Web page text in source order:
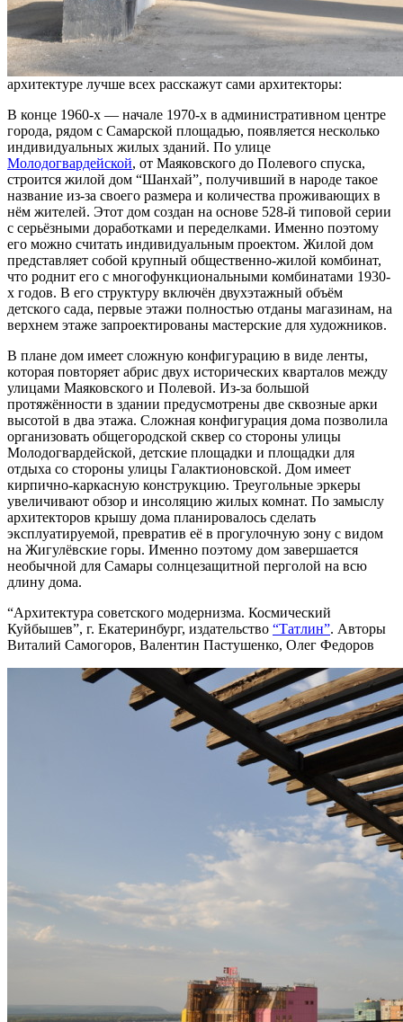
архитектуре лучше всех расскажут сами архитекторы:
В конце 1960-х — начале 1970-х в административном центре
города, рядом с Самарской площадью, появляется несколько
индивидуальных жилых зданий. По улице
Молодогвардейской, от Маяковского до Полевого спуска,
строится жилой дом “Шанхай”, получивший в народе такое
название из-за своего размера и количества проживающих в
нём жителей. Этот дом создан на основе 528-й типовой серии
с серьёзными доработками и переделками. Именно поэтому
его можно считать индивидуальным проектом. Жилой дом
представляет собой крупный общественно-жилой комбинат,
что роднит его с многофункциональными комбинатами 1930-
х годов. В его структуру включён двухэтажный объём
детского сада, первые этажи полностью отданы магазинам, на
верхнем этаже запроектированы мастерские для художников.
В плане дом имеет сложную конфигурацию в виде ленты,
которая повторяет абрис двух исторических кварталов между
улицами Маяковского и Полевой. Из-за большой
протяжённости в здании предусмотрены две сквозные арки
высотой в два этажа. Сложная конфигурация дома позволила
организовать общегородской сквер со стороны улицы
Молодогвардейской, детские площадки и площадки для
отдыха со стороны улицы Галактионовской. Дом имеет
кирпично-каркасную конструкцию. Треугольные эркеры
увеличивают обзор и инсоляцию жилых комнат. По замыслу
архитекторов крышу дома планировалось сделать
эксплуатируемой, превратив её в прогулочную зону c видом
на Жигулёвские горы. Именно поэтому дом завершается
необычной для Самары солнцезащитной перголой на всю
длину дома.
“Архитектура советского модернизма. Космический
Куйбышев”, г. Екатеринбург, издательство “Татлин”. Авторы
Виталий Самогоров, Валентин Пастушенко, Олег Федоров